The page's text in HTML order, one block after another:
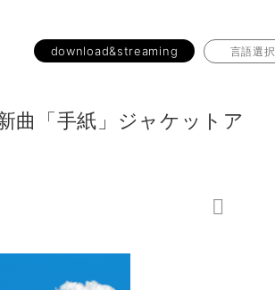
download&streaming 言語選択
曲「手紙」ジャケットア